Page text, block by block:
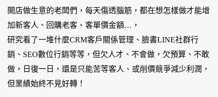
開店做生意的老闆們，每天傷透腦筋，都在想怎樣做才能增
加新客人、回購老客、客單價金額…，
研究看了一堆什麼CRM客戶關係管理、臉書LINE社群行
銷、SEO數位行銷等等，但欠人才、不會做，欠預算、不敢
做，日復一日，還是只能苦等客人、或削價競爭減少利潤，
但業績始終不見好轉！